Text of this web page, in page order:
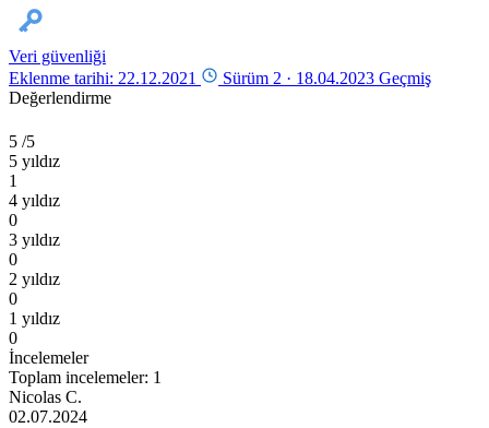
Veri güvenliği
Eklenme tarihi: 22.12.2021
Sürüm 2 · 18.04.2023 Geçmiş
Değerlendirme
5 /5
5 yıldız
1
4 yıldız
0
3 yıldız
0
2 yıldız
0
1 yıldız
0
İncelemeler
Toplam incelemeler: 1
Nicolas C.
02.07.2024